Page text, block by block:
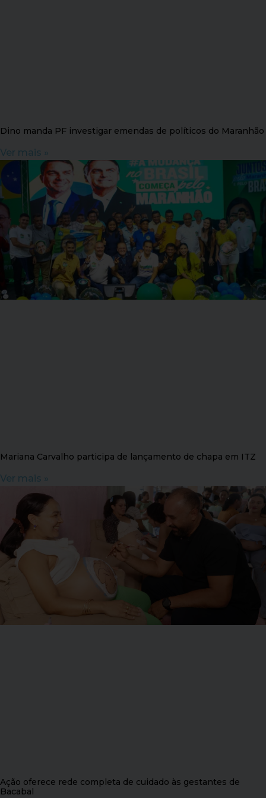
Dino manda PF investigar emendas de políticos do Maranhão
Ver mais »
Mariana Carvalho participa de lançamento de chapa em ITZ
Ver mais »
Ação oferece rede completa de cuidado às gestantes de
Bacabal